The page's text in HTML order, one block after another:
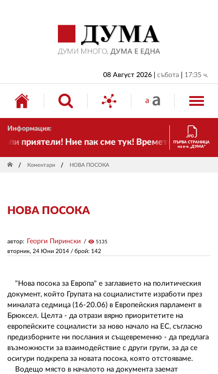
08 Август 2026 събота 17:35 ч.
Информация:
приятели! Ние пак сме тук! Времето се променя
ПЪРВА СТРАНИЦА
на в-к „ДУМА“
Коментари НОВА ПОСОКА
НОВА ПОСОКА
вторник, 24 Юни 2014 / брой: 142
автор: Георги Пирински visibility 5135
"Нова посока за Европа" е заглавието на политическия
документ, който Групата на социалистите изработи през
миналата седмица (16-20.06) в Европейския парламент в
Брюксел. Целта - да отрази вярно приоритетите на
европейските социалисти за ново начало на ЕС, съгласно
предизборните ни послания и същевременно - да предлага
възможности за взаимодействие с други групи, за да се
осигури подкрепа за новата посока, която отстояваме.
Водещо място в началото на документа заемат
БЪЛГАРИЯ
ИКОНОМИКА
ИЗБОРИ
СВЯТ
ЗА НАС
РЕДАКЦИЯ
КОНТАКТИ
РЕКЛАМА
АБОНАМЕНТ
УСЛОВИЯ ЗА ПОЛЗВАНЕ